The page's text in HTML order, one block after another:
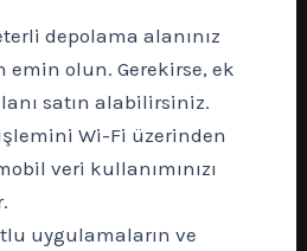
depolama alanınız
emin olun. Gerekirse, ek
satın alabilirsiniz.
Wi-Fi üzerinden
veri kullanımınızı
uygulamaların ve